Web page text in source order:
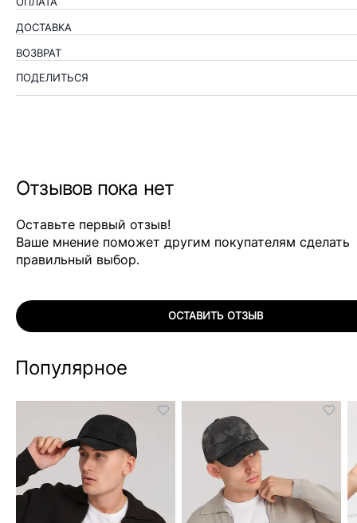
ДОСТАВКА
ВОЗВРАТ
ПОДЕЛИТЬСЯ
Отзывов пока нет
Оставьте первый отзыв!
Ваше мнение поможет другим покупателям сделать
правильный выбор.
ОСТАВИТЬ ОТЗЫВ
Популярное